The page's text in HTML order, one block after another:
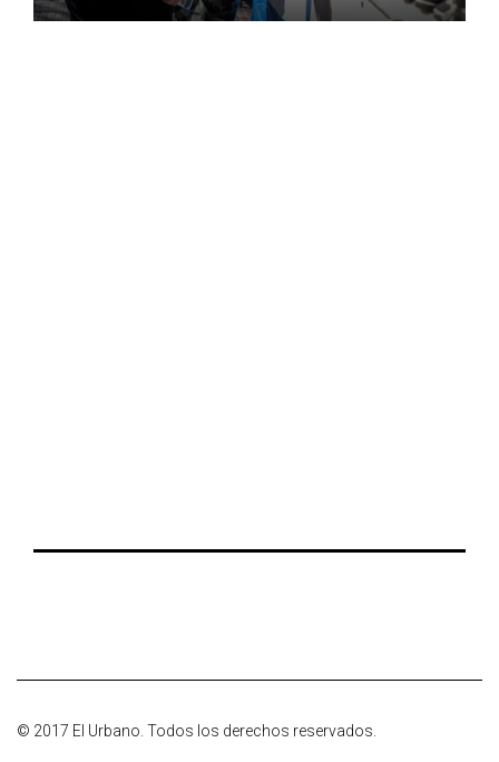
© 2017 El Urbano. Todos los derechos reservados.